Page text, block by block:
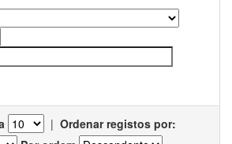
| Ordenar registos por: